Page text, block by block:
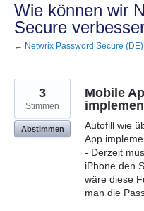
Wie können wir
Secure
← Netwrix Password Secure (DE)
Mobile
Autofill wie
App
- Derzeit
iPhone den
wäre diese
man die
3
Stimmen
Abstimmen